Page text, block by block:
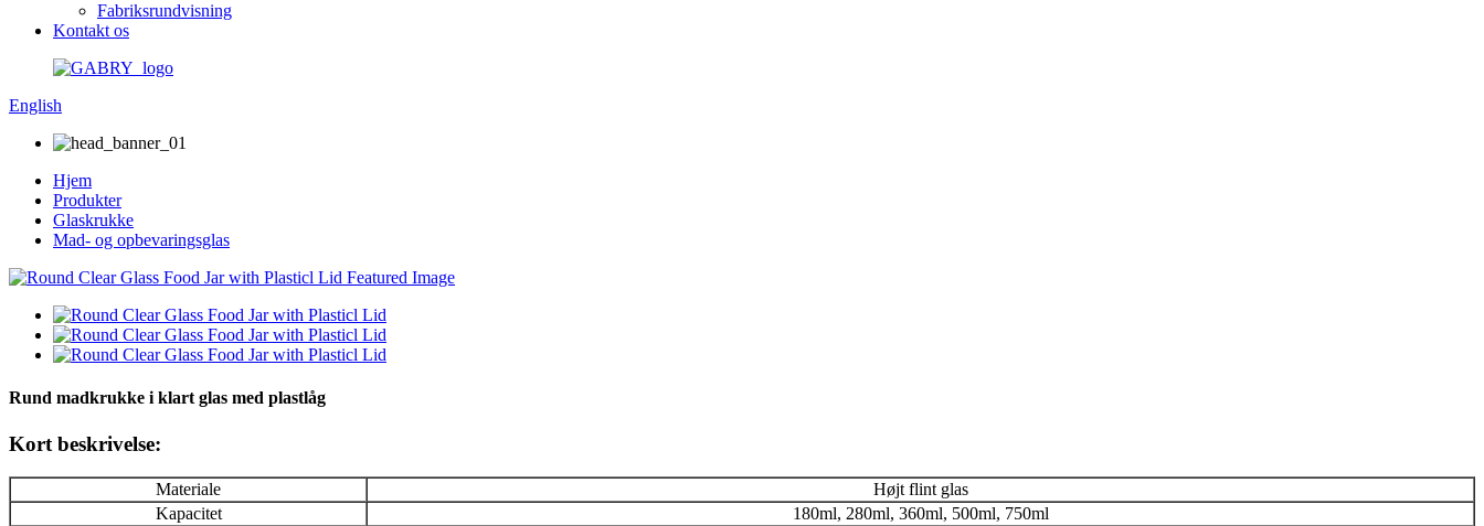
Fabriksrundvisning
Kontakt os
English
Hjem
Produkter
Glaskrukke
Mad- og opbevaringsglas
Rund madkrukke i klart glas med plastlåg
Kort beskrivelse:
Materiale
Højt flint glas
Kapacitet
180ml, 280ml, 360ml, 500ml, 750ml